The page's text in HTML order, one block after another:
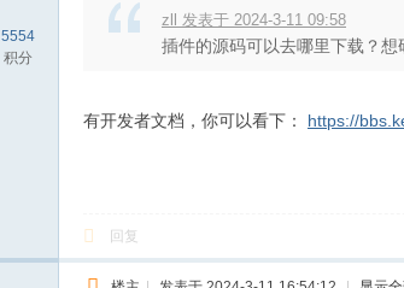
5554
积分
zll 发表于 2024-3-11 09:58
插件的源码可以去哪里下载？
有开发者文档，你可以看下： https://
回复